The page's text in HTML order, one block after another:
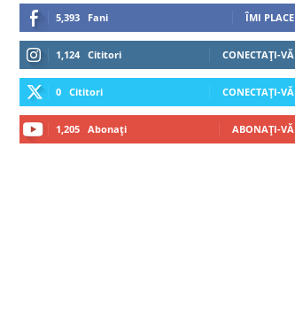
5,393 Fani ÎMI PLACE
1,124 Cititori CONECTAȚI-VĂ
0 Cititori CONECTAȚI-VĂ
1,205 Abonați ABONAȚI-VĂ